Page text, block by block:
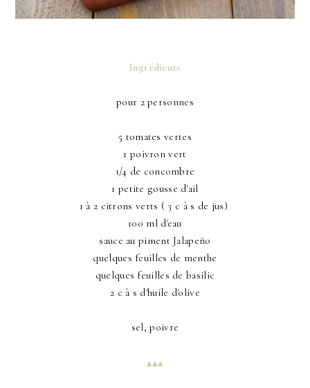
Ingrédients
pour 2 personnes
5 tomates vertes
1 poivron vert
1/4 de concombre
1 petite gousse d'ail
1 à 2 citrons verts ( 3 c à s de jus)
100 ml d'eau
sauce au piment Jalapeño
quelques feuilles de menthe
quelques feuilles de basilic
2 c à s d'huile d'olive
sel, poivre
▴▴▴